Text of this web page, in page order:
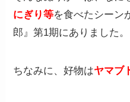
にぎり等を食べたシーン
郎』第1期にありました。
ちなみに、好物はヤマブ